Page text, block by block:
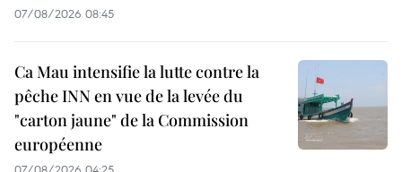
07/08/2026 08:45
Ca Mau intensifie la lutte contre la
pêche INN en vue de la levée du
"carton jaune" de la Commission
européenne